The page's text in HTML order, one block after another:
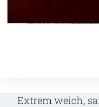
Extrem weich,